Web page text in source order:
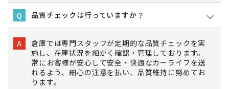
Q 品質チェックは行っていますか？
A
倉庫では専門スタッフが定期的な品質チェックを実
施し、在庫状況を細かく確認・管理しております。
常にお客様が安心して安全・快適なカーライフを送
れるよう、細心の注意を払い、品質維持に努めてお
ります。